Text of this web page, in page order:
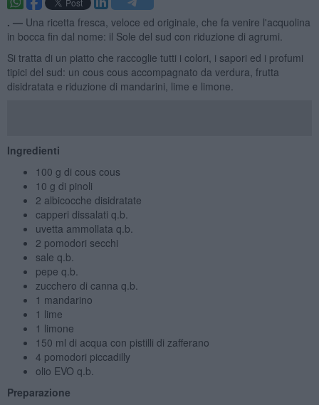
. — Una ricetta fresca, veloce ed originale, che fa venire l'acquolina
in bocca fin dal nome: il Sole del sud con riduzione di agrumi.
Si tratta di un piatto che raccoglie tutti i colori, i sapori ed i profumi
tipici del sud: un cous cous accompagnato da verdura, frutta
disidratata e riduzione di mandarini, lime e limone.
Ingredienti
100 g di cous cous
10 g di pinoli
2 albicocche disidratate
capperi dissalati q.b.
uvetta ammollata q.b.
2 pomodori secchi
sale q.b.
pepe q.b.
zucchero di canna q.b.
1 mandarino
1 lime
1 limone
150 ml di acqua con pistilli di zafferano
4 pomodori piccadilly
olio EVO q.b.
Preparazione